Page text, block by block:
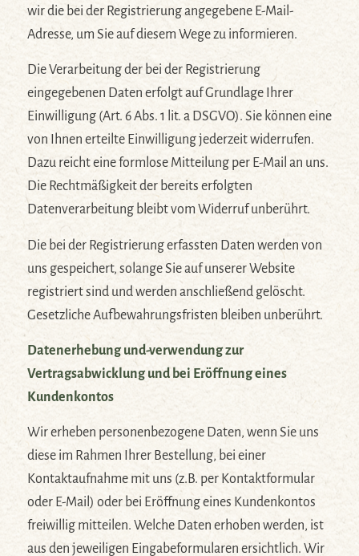
wir die bei der Registrierung angegebene E-Mail-
Adresse, um Sie auf diesem Wege zu informieren.
Die Verarbeitung der bei der Registrierung
eingegebenen Daten erfolgt auf Grundlage Ihrer
Einwilligung (Art. 6 Abs. 1 lit. a DSGVO). Sie können eine
von Ihnen erteilte Einwilligung jederzeit widerrufen.
Dazu reicht eine formlose Mitteilung per E-Mail an uns.
Die Rechtmäßigkeit der bereits erfolgten
Datenverarbeitung bleibt vom Widerruf unberührt.
Die bei der Registrierung erfassten Daten werden von
uns gespeichert, solange Sie auf unserer Website
registriert sind und werden anschließend gelöscht.
Gesetzliche Aufbewahrungsfristen bleiben unberührt.
Datenerhebung und-verwendung zur
Vertragsabwicklung und bei Eröffnung eines
Kundenkontos
Wir erheben personenbezogene Daten, wenn Sie uns
diese im Rahmen Ihrer Bestellung, bei einer
Kontaktaufnahme mit uns (z.B. per Kontaktformular
oder E-Mail) oder bei Eröffnung eines Kundenkontos
freiwillig mitteilen. Welche Daten erhoben werden, ist
aus den jeweiligen Eingabeformularen ersichtlich. Wir